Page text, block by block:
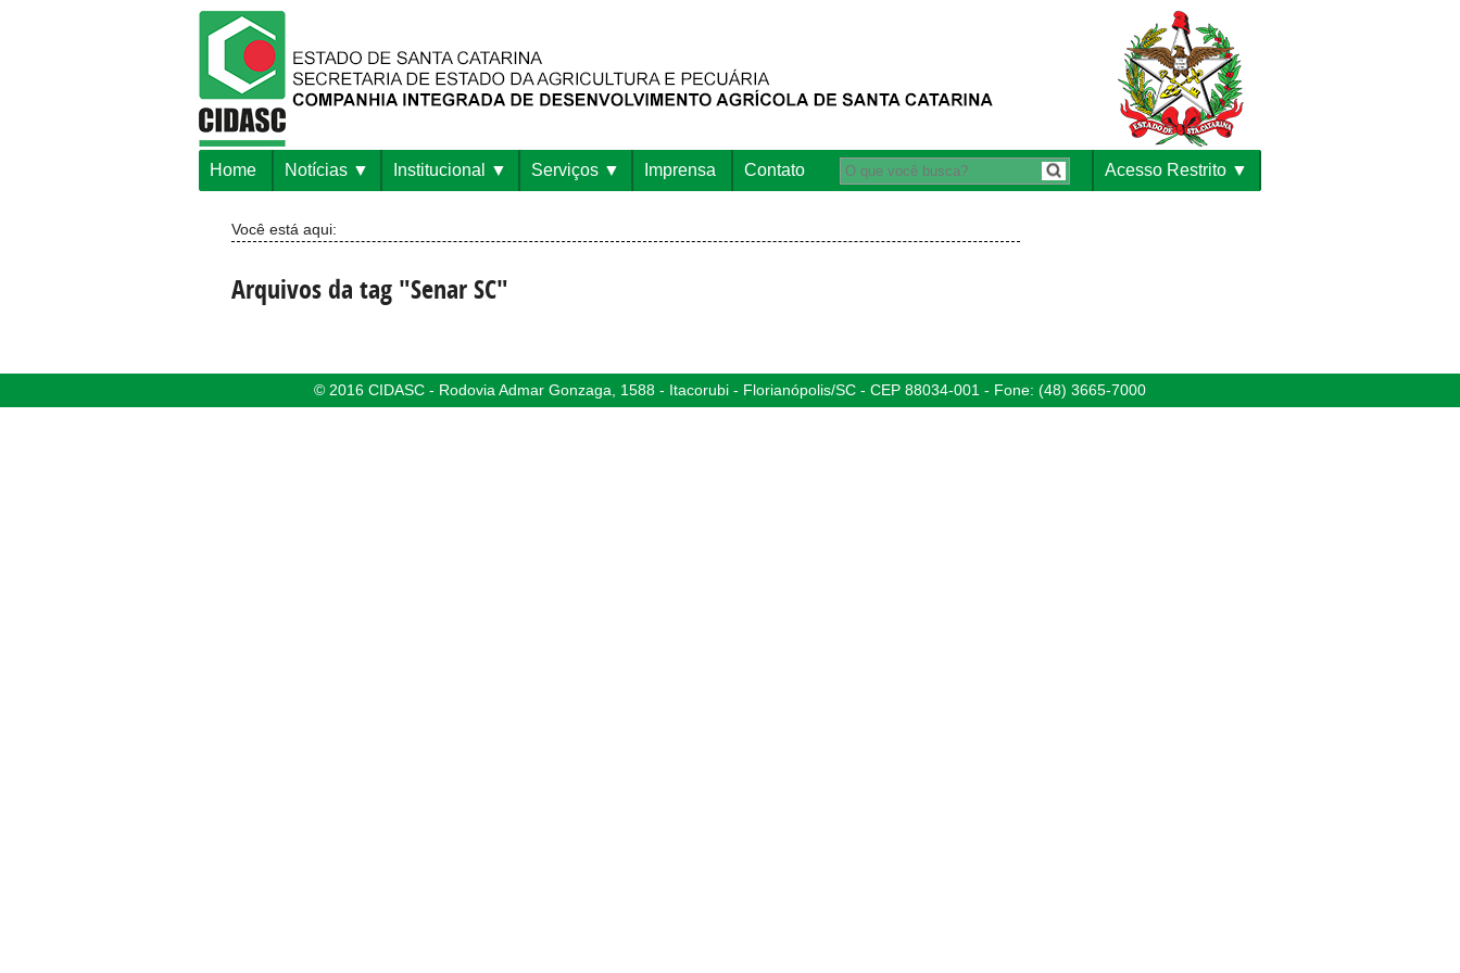
Home Notícias Institucional Serviços Imprensa Contato Acesso Restrito
Você está aqui:
Arquivos da tag "Senar SC"
© 2016 CIDASC - Rodovia Admar Gonzaga, 1588 - Itacorubi - Florianópolis/SC - CEP 88034-001 - Fone: (48) 3665-7000